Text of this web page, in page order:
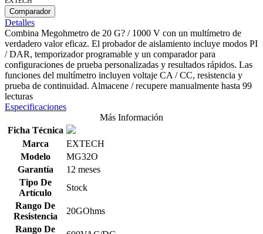
Comparador
Detalles
Combina Megohmetro de 20 G? / 1000 V con un multímetro de
verdadero valor eficaz. El probador de aislamiento incluye modos PI
/ DAR, temporizador programable y un comparador para
configuraciones de prueba personalizadas y resultados rápidos. Las
funciones del multímetro incluyen voltaje CA / CC, resistencia y
prueba de continuidad. Almacene / recupere manualmente hasta 99
lecturas
Especificaciones
Más Información
Ficha Técnica
Marca
EXTECH
Modelo
MG32O
Garantía
12 meses
Tipo De
Artículo
Stock
Rango De
Resistencia
20GOhms
Rango De